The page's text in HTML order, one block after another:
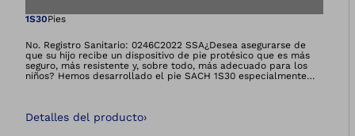
Abre la imagen
1S30Pies
No. Registro Sanitario: 0246C2022 SSA¿Desea asegurarse de
que su hijo recibe un dispositivo de pie protésico que es más
seguro, más resistente y, sobre todo, más adecuado para los
niños? Hemos desarrollado el pie SACH 1S30 especialmente
núcleo sólido y una espuma funcional especial, nos aseguramos
Detalles del producto›